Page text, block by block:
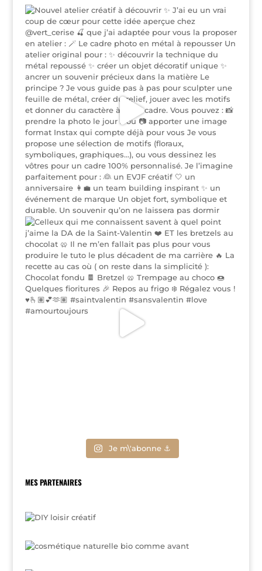
Je m\'abonne ⚓
MES PARTENAIRES